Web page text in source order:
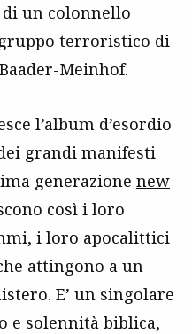
un colonnello
terroristico di
Meinhof.
l’album d’esordio
grandi manifesti
generazione new
così i loro
i loro apocalittici
attingono a un
E’ un singolare
e solennità biblica,